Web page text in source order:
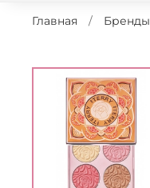
Главная Бренды